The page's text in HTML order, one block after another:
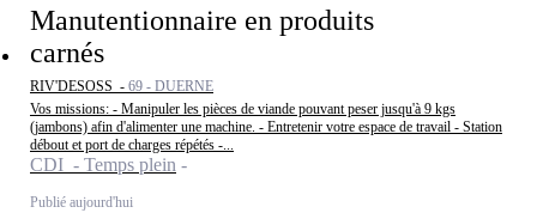
Manutentionnaire en produits
carnés
RIV'DESOSS - 69 - DUERNE
Vos missions: - Manipuler les pièces de viande pouvant peser jusqu'à 9 kgs
(jambons) afin d'alimenter une machine. - Entretenir votre espace de travail - Station
débout et port de charges répétés -...
CDI - Temps plein
Publié aujourd'hui